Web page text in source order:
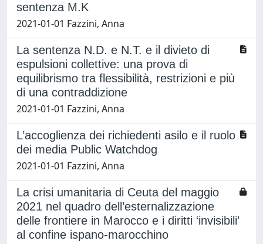
sentenza M.K
2021-01-01 Fazzini, Anna
La sentenza N.D. e N.T. e il divieto di
espulsioni collettive: una prova di
equilibrismo tra flessibilità, restrizioni e più
di una contraddizione
2021-01-01 Fazzini, Anna
L’accoglienza dei richiedenti asilo e il ruolo
dei media Public Watchdog
2021-01-01 Fazzini, Anna
La crisi umanitaria di Ceuta del maggio
2021 nel quadro dell’esternalizzazione
delle frontiere in Marocco e i diritti ‘invisibili’
al confine ispano-marocchino